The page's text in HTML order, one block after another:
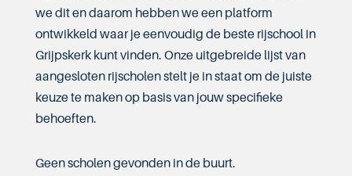
we dit en daarom hebben we een platform
ontwikkeld waar je eenvoudig de beste rijschool in
Grijpskerk kunt vinden. Onze uitgebreide lijst van
aangesloten rijscholen stelt je in staat om de juiste
keuze te maken op basis van jouw specifieke
behoeften.
Geen scholen gevonden in de buurt.